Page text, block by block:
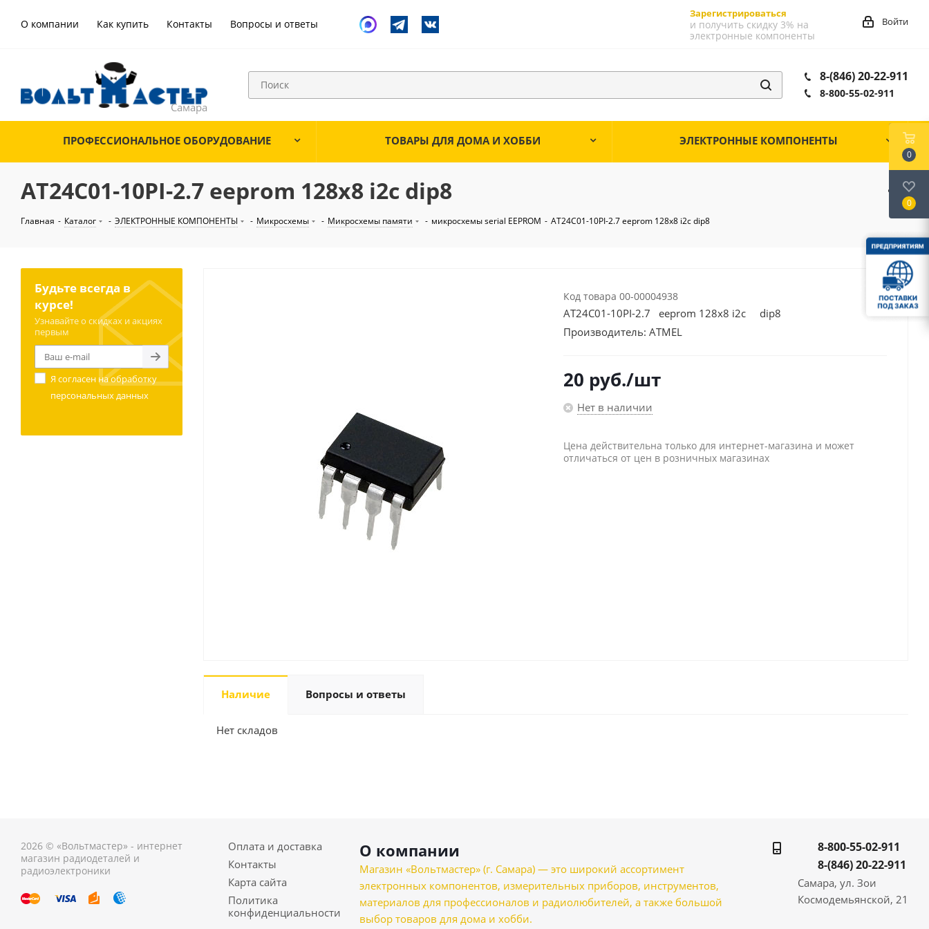
О компании Как купить Контакты Вопросы и ответы
Зарегистрироваться
и получить скидку 3% на
электронные компоненты
Войти
8-(846) 20-22-911
8-800-55-02-911
ПРОФЕССИОНАЛЬНОЕ ОБОРУДОВАНИЕ ТОВАРЫ ДЛЯ ДОМА И ХОББИ ЭЛЕКТРОННЫЕ КОМПОНЕНТЫ
AT24C01-10PI-2.7 eeprom 128х8 i2c dip8
Главная - Каталог - ЭЛЕКТРОННЫЕ КОМПОНЕНТЫ - Микросхемы - Микросхемы памяти - микросхемы serial EEPROM - AT24C01-10PI-2.7 eeprom 128х8 i2c dip8
Код товара 00-00004938
AT24C01-10PI-2.7 eeprom 128х8 i2c dip8
Производитель: ATMEL
20 руб./шт
Нет в наличии
Цена действительна только для интернет-магазина и может
отличаться от цен в розничных магазинах
Наличие Вопросы и ответы
Нет складов
Будьте всегда в
курсе!
Узнавайте о скидках и акциях
первым
Я согласен наобработку
персональных данных
2026 © «Вольтмастер» - интернет
магазин радиодеталей и
радиоэлектроники
Оплата и доставка
Контакты
Карта сайта
Политика
конфиденциальности
О компании
Магазин «Вольтмастер» (г. Самара) — это широкий ассортимент
электронных компонентов, измерительных приборов, инструментов,
материалов для профессионалов и радиолюбителей, а также большой
выбор товаров для дома и хобби.
8-800-55-02-911
8-(846) 20-22-911
Самара, ул. Зои
Космодемьянской, 21
0
0